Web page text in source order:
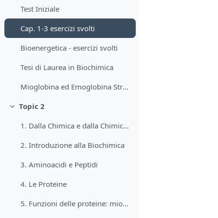
Test Iniziale
Cap. 1-3 esercizi svolti
Bioenergetica - esercizi svolti
Tesi di Laurea in Biochimica
Mioglobina ed Emoglobina Stryer
Minimizza
Topic 2
1. Dalla Chimica e dalla Chimica Organica
2. Introduzione alla Biochimica
3. Aminoacidi e Peptidi
4. Le Proteine
5. Funzioni delle proteine: mioglobina ed emoglobina